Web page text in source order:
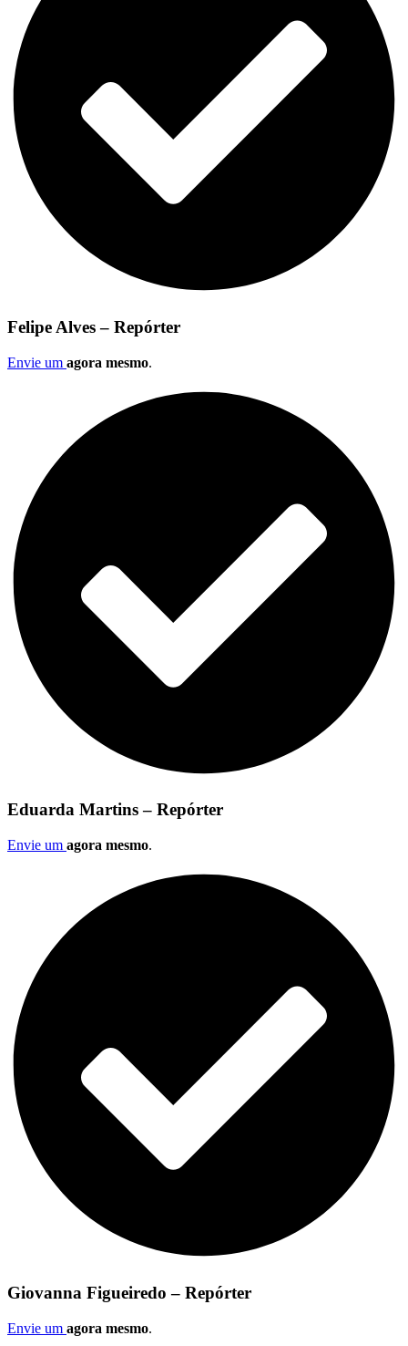
Felipe Alves – Repórter
Envie um agora mesmo.
Eduarda Martins – Repórter
Envie um agora mesmo.
Giovanna Figueiredo – Repórter
Envie um agora mesmo.